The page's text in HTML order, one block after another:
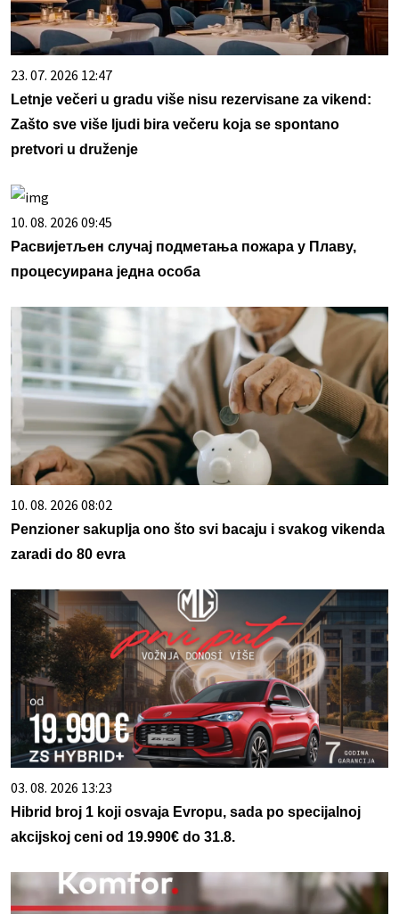
23. 07. 2026 12:47
Letnje večeri u gradu više nisu rezervisane za vikend:
Zašto sve više ljudi bira večeru koja se spontano
pretvori u druženje
10. 08. 2026 09:45
Расвијетљен случај подметања пожара у Плаву,
процесуирана једна особа
10. 08. 2026 08:02
Penzioner sakuplja ono što svi bacaju i svakog vikenda
zaradi do 80 evra
03. 08. 2026 13:23
Hibrid broj 1 koji osvaja Evropu, sada po specijalnoj
akcijskoj ceni od 19.990€ do 31.8.